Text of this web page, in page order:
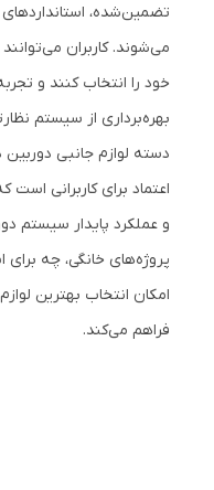
تضمین‌شده، استانداردهای
می‌شوند. کاربران
خود را انتخاب کنند و
بهره‌برداری از سیستم
دسته لوازم جانبی
اعتماد برای کاربرانی
و عملکرد پایدار سیستم
پروژه‌های خانگی، چه برای
امکان انتخاب بهترین
فراهم می‌کند.